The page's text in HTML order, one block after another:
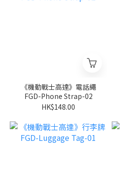
《機動戰士高達》電話繩
FGD-Phone Strap-02
HK$148.00